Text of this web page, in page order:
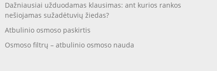
Dažniausiai užduodamas klausimas: ant kurios rankos
nešiojamas sužadėtuvių žiedas?
Atbulinio osmoso paskirtis
Osmoso filtrų – atbulinio osmoso nauda